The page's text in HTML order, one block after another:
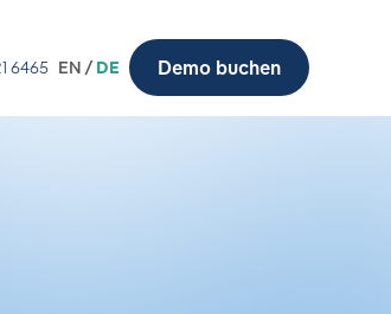
6465 EN / DE Demo buchen